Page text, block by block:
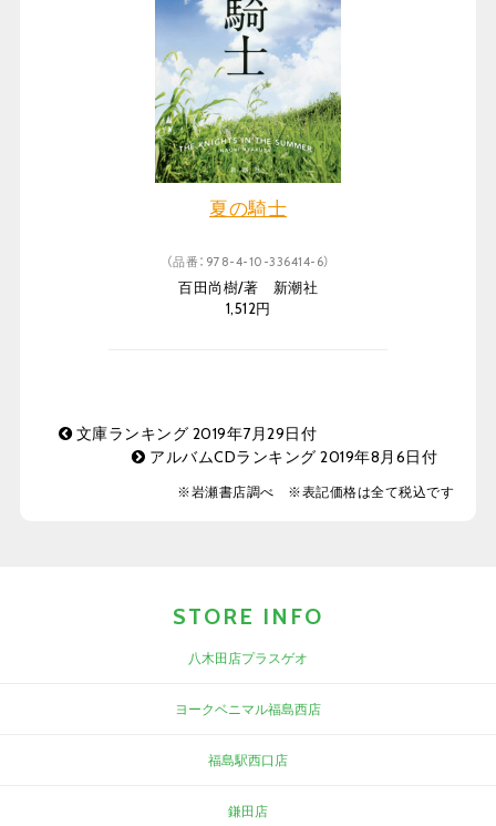
夏の騎士
（品番：978-4-10-336414-6）
百田尚樹/著 新潮社
1,512円
文庫ランキング 2019年7月29日付
アルバムCDランキング 2019年8月6日付
※岩瀬書店調べ ※表記価格は全て税込です
STORE INFO
八木田店プラスゲオ
ヨークベニマル福島西店
福島駅西口店
鎌田店